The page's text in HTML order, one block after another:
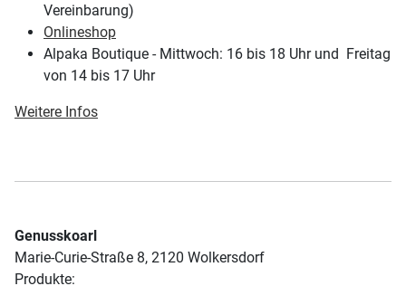
Vereinbarung)
Onlineshop
Alpaka Boutique - Mittwoch: 16 bis 18 Uhr und Freitag
von 14 bis 17 Uhr
Weitere Infos
Genusskoarl
Marie-Curie-Straße 8, 2120 Wolkersdorf
Produkte: